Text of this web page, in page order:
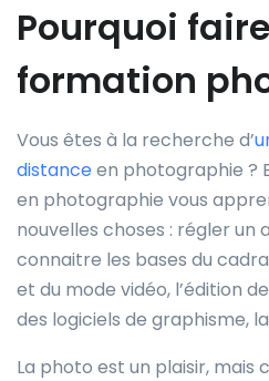
Pourquoi
formation
Vous êtes à la recherche d’
distanceen photographie ?
en photographie vous
nouvelles choses : régler un
connaitre les bases du
et du mode vidéo, l’édition
des logiciels de graphisme,
La photo est un plaisir, mais